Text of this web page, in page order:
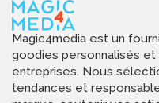
Magic4media est un
goodies personnalisés
entreprises. Nous
tendances et